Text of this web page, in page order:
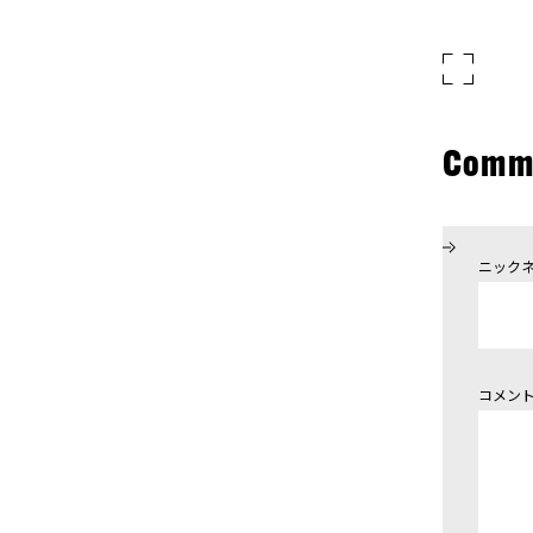
ニック
コメント